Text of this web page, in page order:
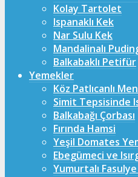
Kolay Tartolet
Ispanaklı Kek
Nar Sulu Kek
Mandalinalı
Balkabaklı Petifür
Yemekler
Köz Patlıcanlı
Simit Tepsisinde
Balkabağı Çorbası
Fırında Hamsi
Yeşil Domates
Ebegümeci ve
Yumurtalı